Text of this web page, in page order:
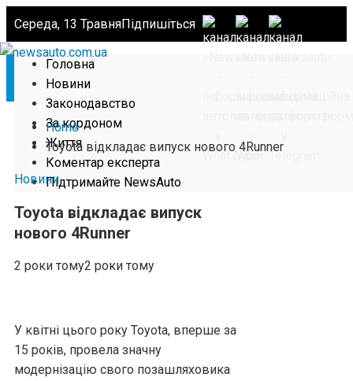
Середа, 13 ТравняПідпишіться
Головна
Новини
Законодавство
За кордоном
Життя
Коментар експерта
Підтримайте NewsAuto
Home
Toyota відкладає випуск нового 4Runner
Новини
Toyota відкладає випуск
нового 4Runner
2 роки тому2 роки тому
У квітні цього року Toyota, вперше за
15 років, провела значну
модернізацію свого позашляховика